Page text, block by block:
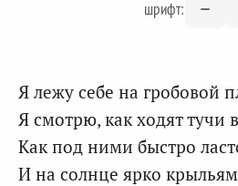
шрифт:
Я лежу себе на гробовой
Я смотрю, как ходят тучи
Как под ними быстро
И на солнце ярко